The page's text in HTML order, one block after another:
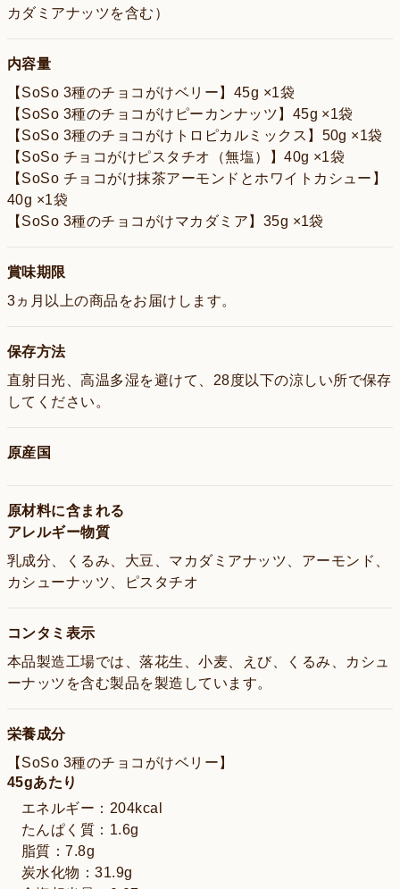
カダミアナッツを含む）
内容量
【SoSo 3種のチョコがけベリー】45g ×1袋
【SoSo 3種のチョコがけピーカンナッツ】45g ×1袋
【SoSo 3種のチョコがけトロピカルミックス】50g ×1袋
【SoSo チョコがけピスタチオ（無塩）】40g ×1袋
【SoSo チョコがけ抹茶アーモンドとホワイトカシュー】
40g ×1袋
【SoSo 3種のチョコがけマカダミア】35g ×1袋
賞味期限
3ヵ月以上の商品をお届けします。
保存方法
直射日光、高温多湿を避けて、28度以下の涼しい所で保存
してください。
原産国
原材料に含まれる
アレルギー物質
乳成分、くるみ、大豆、マカダミアナッツ、アーモンド、
カシューナッツ、ピスタチオ
コンタミ表示
本品製造工場では、落花生、小麦、えび、くるみ、カシュ
ーナッツを含む製品を製造しています。
栄養成分
【SoSo 3種のチョコがけベリー】
45gあたり
エネルギー：204kcal
たんぱく質：1.6g
脂質：7.8g
炭水化物：31.9g